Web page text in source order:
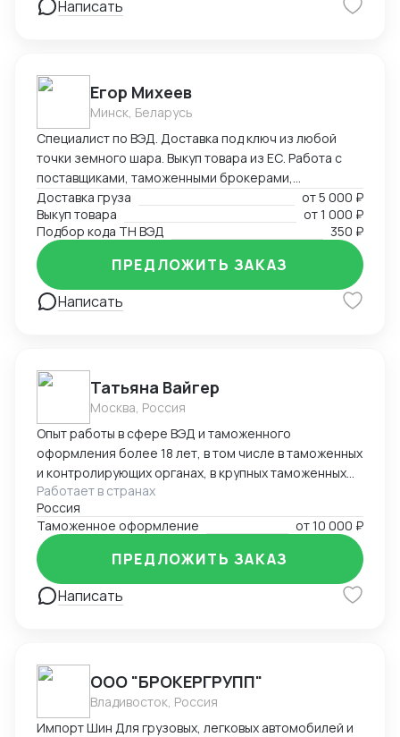
Написать
Егор Михеев
Минск, Беларусь
Специалист по ВЭД. Доставка под ключ из любой
точки земного шара. Выкуп товара из ЕС. Работа с
поставщиками, таможенными брокерами,
перевозчиками. Создание и редактирование
документов (любых (прям любых)) под ваши нужды.
Доставка груза от5 000 ₽
Выкуп товара
от1 000 ₽
Подбор кода ТН ВЭД
350 ₽
Написать
ПРЕДЛОЖИТЬ ЗАКАЗ
Татьяна Вайгер
Москва, Россия
Опыт работы в сфере ВЭД и таможенного
оформления более 18 лет, в том числе в таможенных
и контролирующих органах, в крупных таможенных
представителях. Сопровождение полного цикла
таможенного оформления и консультирование на
любом этапе, подтверждение таможенной
стоимости, помощь в составлении документов.
Решение нестандартных ситуаций.
Работает в странах
Россия
Таможенное оформление
от10 000 ₽
Написать
ПРЕДЛОЖИТЬ ЗАКАЗ
ООО "БРОКЕРГРУПП"
Владивосток, Россия
Импорт Шин Для грузовых, легковых автомобилей и